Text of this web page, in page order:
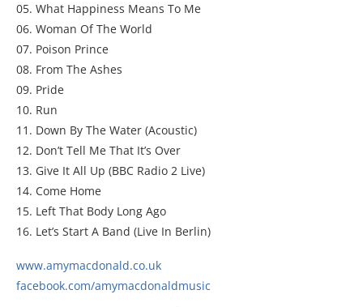
05. What Happiness Means To Me
06. Woman Of The World
07. Poison Prince
08. From The Ashes
09. Pride
10. Run
11. Down By The Water (Acoustic)
12. Don’t Tell Me That It’s Over
13. Give It All Up (BBC Radio 2 Live)
14. Come Home
15. Left That Body Long Ago
16. Let’s Start A Band (Live In Berlin)
www.amymacdonald.co.uk
facebook.com/amymacdonaldmusic